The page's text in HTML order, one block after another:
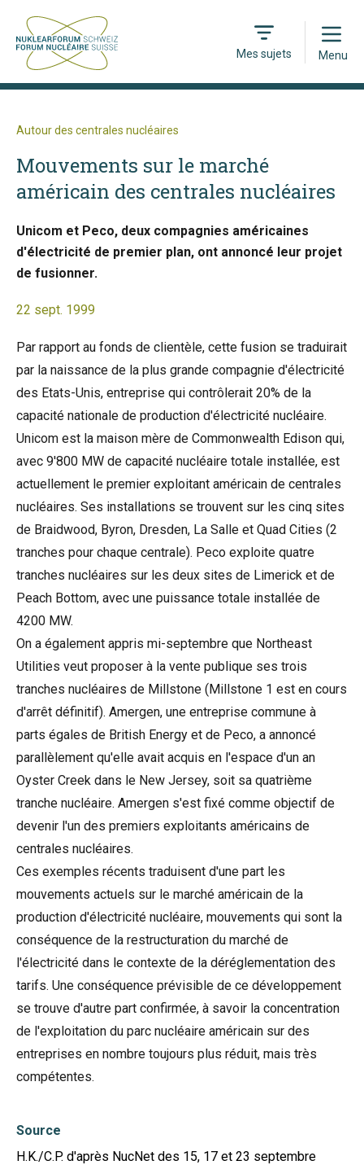
Mes sujets
Open
Menu
Autour des centrales nucléaires
Mouvements sur le marché
américain des centrales nucléaires
Unicom et Peco, deux compagnies américaines
d'électricité de premier plan, ont annoncé leur projet
de fusionner.
22 sept. 1999
Par rapport au fonds de clientèle, cette fusion se traduirait
par la naissance de la plus grande compagnie d'électricité
des Etats-Unis, entreprise qui contrôlerait 20% de la
capacité nationale de production d'électricité nucléaire.
Unicom est la maison mère de Commonwealth Edison qui,
avec 9'800 MW de capacité nucléaire totale installée, est
actuellement le premier exploitant américain de centrales
nucléaires. Ses installations se trouvent sur les cinq sites
de Braidwood, Byron, Dresden, La Salle et Quad Cities (2
tranches pour chaque centrale). Peco exploite quatre
tranches nucléaires sur les deux sites de Limerick et de
Peach Bottom, avec une puissance totale installée de
4200 MW.
On a également appris mi-septembre que Northeast
Utilities veut proposer à la vente publique ses trois
tranches nucléaires de Millstone (Millstone 1 est en cours
d'arrêt définitif). Amergen, une entreprise commune à
parts égales de British Energy et de Peco, a annoncé
parallèlement qu'elle avait acquis en l'espace d'un an
Oyster Creek dans le New Jersey, soit sa quatrième
tranche nucléaire. Amergen s'est fixé comme objectif de
devenir l'un des premiers exploitants américains de
centrales nucléaires.
Ces exemples récents traduisent d'une part les
mouvements actuels sur le marché américain de la
production d'électricité nucléaire, mouvements qui sont la
conséquence de la restructuration du marché de
l'électricité dans le contexte de la déréglementation des
tarifs. Une conséquence prévisible de ce développement
se trouve d'autre part confirmée, à savoir la concentration
de l'exploitation du parc nucléaire américain sur des
entreprises en nombre toujours plus réduit, mais très
compétentes.
Source
H.K./C.P. d'après NucNet des 15, 17 et 23 septembre